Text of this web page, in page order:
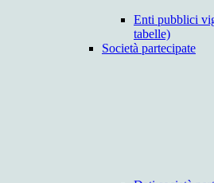
Enti pubblici
tabelle)
Società partecipate